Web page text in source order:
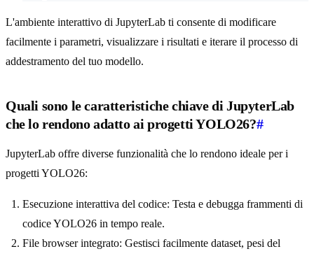
L'ambiente interattivo di JupyterLab ti consente di modificare
facilmente i parametri, visualizzare i risultati e iterare il processo di
addestramento del tuo modello.
Quali sono le caratteristiche chiave di JupyterLab
che lo rendono adatto ai progetti YOLO26?#
JupyterLab offre diverse funzionalità che lo rendono ideale per i
progetti YOLO26:
Esecuzione interattiva del codice: Testa e debugga frammenti di
codice YOLO26 in tempo reale.
File browser integrato: Gestisci facilmente dataset, pesi del